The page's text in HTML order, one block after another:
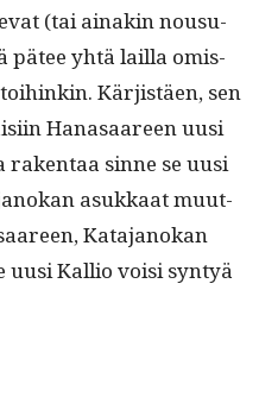
(tai ainakin nousu­
pätee yhtä lail­la omis­
Kär­jistäen, sen
Hanasaa­reen uusi
sinne se uusi
asukkaat muut­
Kata­janokan
uusi Kallio voisi syn­tyä